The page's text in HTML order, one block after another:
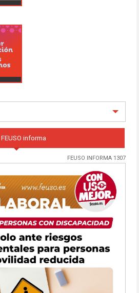
FEUSO informa
FEUSO INFORMA 1307